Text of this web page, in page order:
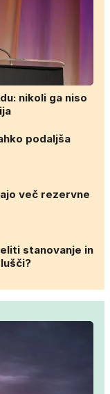
nikoli ga niso
podaljša
več rezervne
stanovanje in